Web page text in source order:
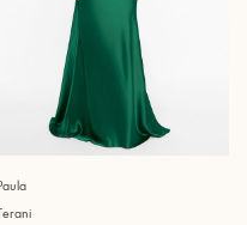
Paula
Terani